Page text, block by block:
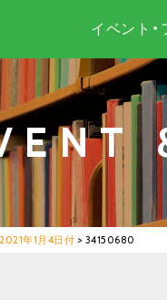
イベント・
年1月4日付 > 34150680